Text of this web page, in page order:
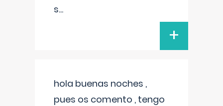
s...
+
hola buenas noches ,
pues os comento , tengo